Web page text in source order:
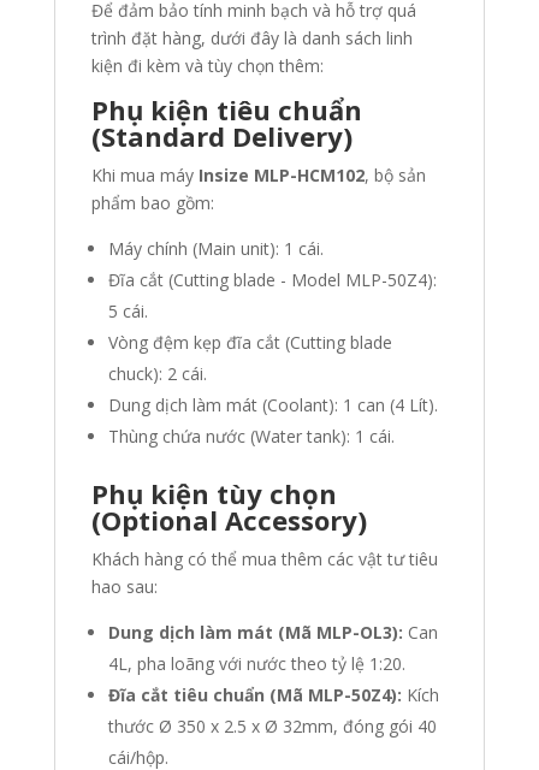
Để đảm bảo tính minh bạch và hỗ trợ quá
trình đặt hàng, dưới đây là danh sách linh
kiện đi kèm và tùy chọn thêm:
Phụ kiện tiêu chuẩn
(Standard Delivery)
Khi mua máy Insize MLP-HCM102, bộ sản
phẩm bao gồm:
Máy chính (Main unit): 1 cái.
Đĩa cắt (Cutting blade - Model MLP-50Z4):
5 cái.
Vòng đệm kẹp đĩa cắt (Cutting blade
chuck): 2 cái.
Dung dịch làm mát (Coolant): 1 can (4 Lít).
Thùng chứa nước (Water tank): 1 cái.
Phụ kiện tùy chọn
(Optional Accessory)
Khách hàng có thể mua thêm các vật tư tiêu
hao sau:
Dung dịch làm mát (Mã MLP-OL3): Can
4L, pha loãng với nước theo tỷ lệ 1:20.
Đĩa cắt tiêu chuẩn (Mã MLP-50Z4): Kích
thước Ø 350 x 2.5 x Ø 32mm, đóng gói 40
cái/hộp.